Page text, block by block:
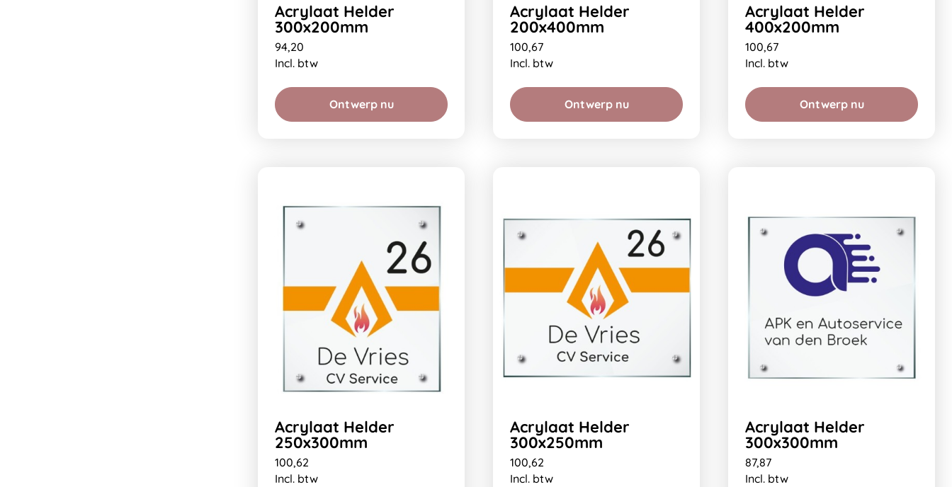
Acrylaat Helder
300x200mm
94,20
Incl. btw
Ontwerp nu
Acrylaat Helder
200x400mm
100,67
Incl. btw
Ontwerp nu
Acrylaat Helder
400x200mm
100,67
Incl. btw
Ontwerp nu
Acrylaat Helder
250x300mm
100,62
Incl. btw
Acrylaat Helder
300x250mm
100,62
Incl. btw
Acrylaat Helder
300x300mm
87,87
Incl. btw